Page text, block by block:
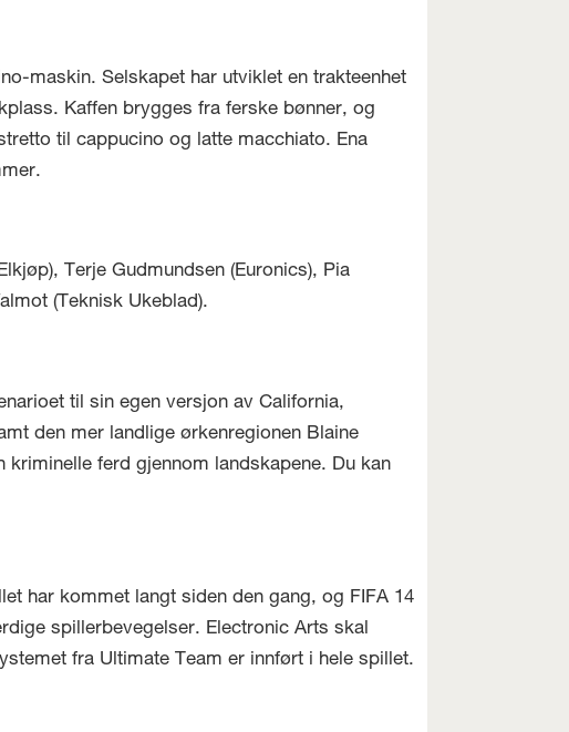
maskin. Selskapet har utviklet en trakteenhet
Kaffen brygges fra ferske bønner, og
til cappucino og latte macchiato. Ena
Terje Gudmundsen (Euronics), Pia
(Teknisk Ukeblad).
til sin egen versjon av California,
den mer landlige ørkenregionen Blaine
ferd gjennom landskapene. Du kan
har kommet langt siden den gang, og FIFA 14
spillerbevegelser. Electronic Arts skal
fra Ultimate Team er innført i hele spillet.